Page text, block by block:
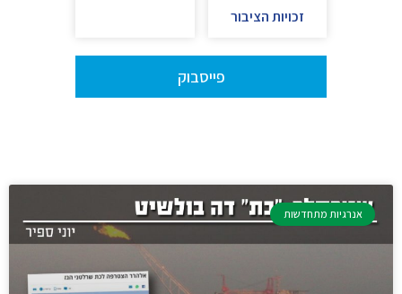
זכויות הציבור
פייסבוק
אנרגיות מתחדשות